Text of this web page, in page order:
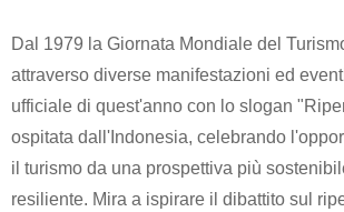
Dal 1979 la Giornata Mondiale del
attraverso diverse manifestazioni ed
ufficiale di quest'anno con lo slogan
ospitata dall'Indonesia, celebrando
il turismo da una prospettiva più
resiliente. Mira a ispirare il dibattito sul